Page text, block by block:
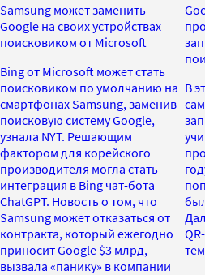
Samsung может заменить
Google на своих устройствах
поисковиком от Microsoft
Bing от Microsoft может стать
поисковиком по умолчанию на
смартфонах Samsung, заменив
поисковую систему Google,
узнала NYT. Решающим
фактором для корейского
производителя могла стать
интеграция в Bing чат-бота
ChatGPT. Новость о том, что
Samsung может отказаться от
контракта, который ежегодно
приносит Google $3 млрд,
вызвала «панику» в компании
В